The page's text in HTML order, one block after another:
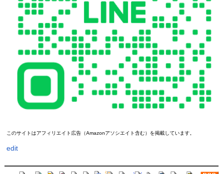
このサイトはアフィリエイト広告（Amazonアソシエイト含む）を掲載しています。
edit